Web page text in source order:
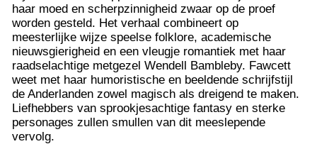
haar moed en scherpzinnigheid zwaar op de proef
worden gesteld. Het verhaal combineert op
meesterlijke wijze speelse folklore, academische
nieuwsgierigheid en een vleugje romantiek met haar
raadselachtige metgezel Wendell Bambleby. Fawcett
weet met haar humoristische en beeldende schrijfstijl
de Anderlanden zowel magisch als dreigend te maken.
Liefhebbers van sprookjesachtige fantasy en sterke
personages zullen smullen van dit meeslepende
vervolg.